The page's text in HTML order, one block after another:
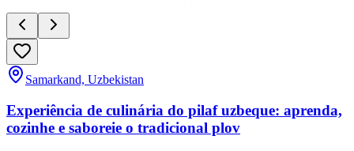
Samarkand, Uzbekistan
Experiência de culinária do pilaf uzbeque: aprenda,
cozinhe e saboreie o tradicional plov